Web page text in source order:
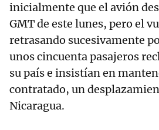
inicialmente que el avión
GMT de este lunes, pero el
retrasando sucesivamente
unos cincuenta pasajeros
su país e insistían en
contratado, un
Nicaragua.